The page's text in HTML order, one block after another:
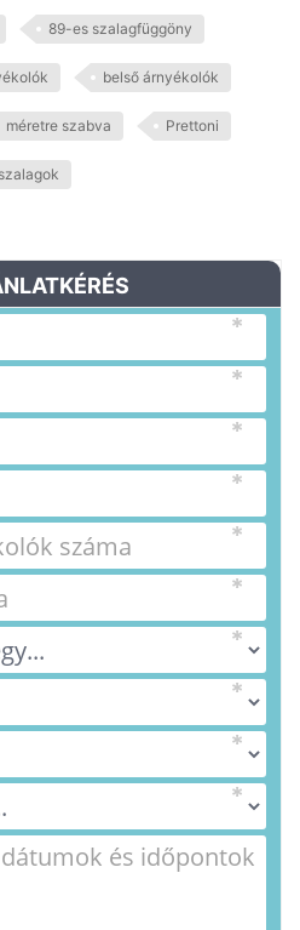
89-es szalagfüggöny
belső árnyékolók
méretre szabva Prettoni
szalagok